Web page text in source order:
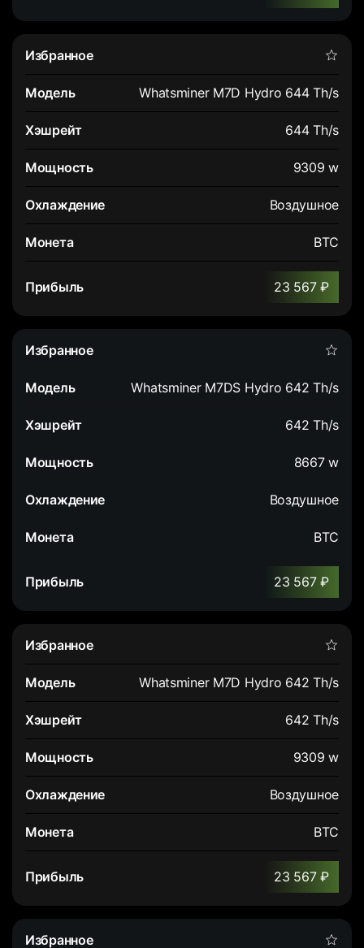
Whatsminer M7D Hydro 644 Th/s
644 Th/s
9309 w
Воздушное
BTC
23 567 ₽
Whatsminer M7DS Hydro 642 Th/s
642 Th/s
8667 w
Воздушное
BTC
23 567 ₽
Whatsminer M7D Hydro 642 Th/s
642 Th/s
9309 w
Воздушное
BTC
23 567 ₽